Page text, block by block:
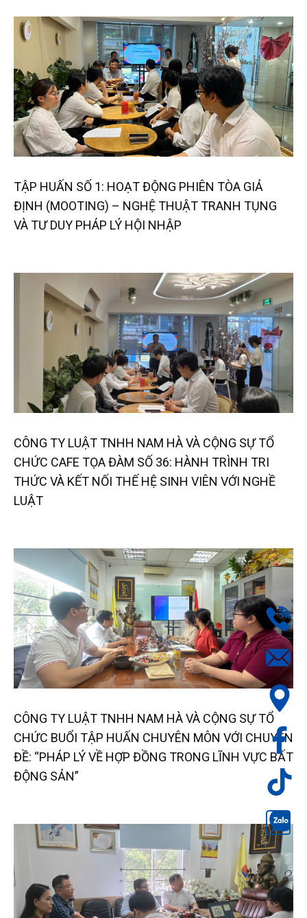
TẬP HUẤN SỐ 1: HOẠT ĐỘNG PHIÊN TÒA GIẢ
ĐỊNH (MOOTING) – NGHỆ THUẬT TRANH TỤNG
VÀ TƯ DUY PHÁP LÝ HỘI NHẬP
CÔNG TY LUẬT TNHH NAM HÀ VÀ CỘNG SỰ TỔ
CHỨC CAFE TỌA ĐÀM SỐ 36: HÀNH TRÌNH TRI
THỨC VÀ KẾT NỐI THẾ HỆ SINH VIÊN VỚI NGHỀ
LUẬT
CÔNG TY LUẬT TNHH NAM HÀ VÀ CỘNG SỰ TỔ
CHỨC BUỔI TẬP HUẤN CHUYÊN MÔN VỚI CHUYÊN
ĐỀ: “PHÁP LÝ VỀ HỢP ĐỒNG TRONG LĨNH VỰC BẤT
ĐỘNG SẢN”